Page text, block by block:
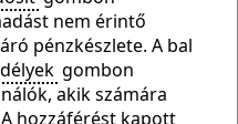
nem érintő
pénzkészlete. A bal
gombon
akik számára
hozzáférést kapott